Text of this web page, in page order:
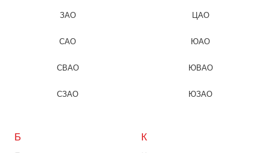
ЗАО
САО
СВАО
СЗАО
ЦАО
ЮАО
ЮВАО
ЮЗАО
Б К